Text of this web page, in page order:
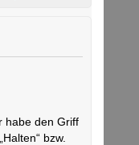
habe den Griff
bzw.